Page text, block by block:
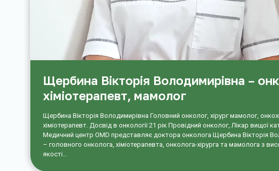
Щербина Вікторія Володимирівна –
хіміотерапевт, мамолог
Щербина Вікторія Володимирівна Головний онколог, хірург мамолог,
хіміотерапевт. Досвід в онкології 21 рік Провідний онколог, Лікар вищої
Медичний центр OMD представляє доктора онколога Щербина Вікторія
– головного онколога, хіміотерапевта, онколога-хірурга та мамолога з
якості…